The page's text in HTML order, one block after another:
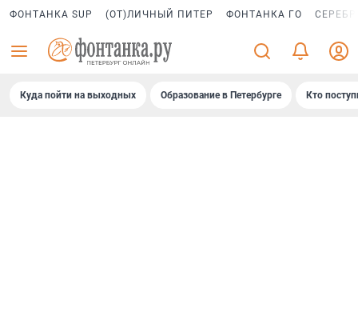
ФОНТАНКА SUP (ОТ)ЛИЧНЫЙ ПИТЕР ФОНТАНКА ГО
Куда пойти на выходных Образование в Петербурге Кто